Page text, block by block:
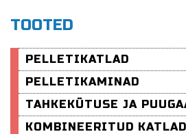
TOOTED
PELLETIKATLAD
PELLETIKAMINAD
TAHKEKÜTUSE JA
KOMBINEERITUD KATLAD